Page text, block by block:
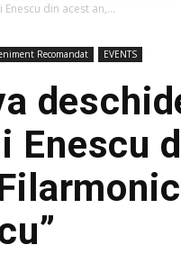
din acest an,...
Recomandat EVENTS
Enescu